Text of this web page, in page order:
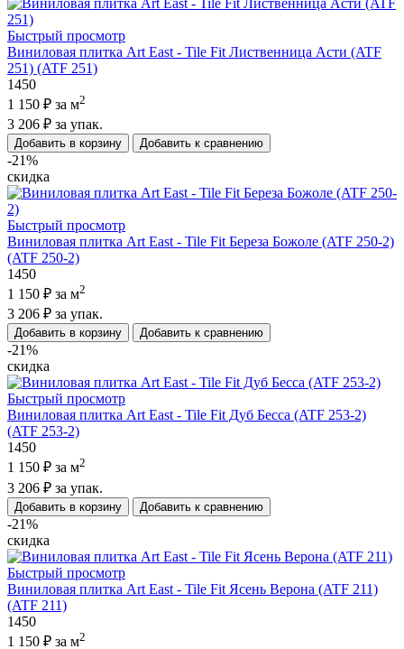
Быстрый просмотр
Виниловая плитка Art East - Tile Fit Лиственница Асти (ATF
251) (ATF 251)
1450
1 150 ₽ за м2
3 206 ₽ за упак.
Добавить в корзину Добавить к сравнению
-21%
скидка
Быстрый просмотр
Виниловая плитка Art East - Tile Fit Береза Божоле (ATF 250-2)
(ATF 250-2)
1450
1 150 ₽ за м2
3 206 ₽ за упак.
Добавить в корзину Добавить к сравнению
-21%
скидка
Быстрый просмотр
Виниловая плитка Art East - Tile Fit Дуб Бесса (ATF 253-2)
(ATF 253-2)
1450
1 150 ₽ за м2
3 206 ₽ за упак.
Добавить в корзину Добавить к сравнению
-21%
скидка
Быстрый просмотр
Виниловая плитка Art East - Tile Fit Ясень Верона (ATF 211)
(ATF 211)
1450
1 150 ₽ за м2